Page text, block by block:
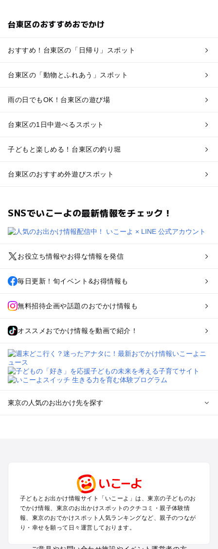
台東区のおすすめおでかけ
おすすめ！台東区の「日帰り」スポット
台東区の「動物とふれあう」スポット
雨の日でもOK！台東区の遊び場
台東区の1日中遊べるスポット
子どもと楽しめる！台東区の釣り堀
台東区のおすすめ外遊びスポット
SNSでいこーよの最新情報をチェック！
お役立ち情報やお得な情報を発信
毎日更新！旬イベント&お得情報も
無料招待企画や話題のおでかけ情報も
オススメおでかけ情報を動画で紹介！
東京の人気のお出かけ先を探す
町田・相模原・愛川・上野原のプールお出かけ
渋谷・原宿・恵比寿・中目黒・自由が丘のプールお出かけ
池袋・赤羽・王子・巣鴨・目白・石神井のプールお出かけ
新宿・高田馬場・代々木・千駄ヶ谷のプールお出かけ
銀座・丸の内・日本橋・有楽町・築地・月島のプールお出かけ
子どもとお出かけ情報サイト「いこーよ」は、東京の子どものお
でかけ情報、東京のお出かけスポットのクチコミ・親子体験情
報、東京のおでかけスポット人気ランキングなど、親子のつなが
り・幸せを願って日々運営しております。